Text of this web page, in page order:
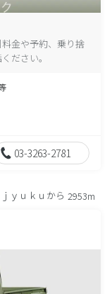
金や予約、乗り捨
ださい。
03-3263-2781
ｙｕｋｕから 2953m